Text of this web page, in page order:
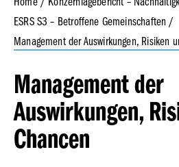
Geschäfts­bericht
2023
ESRS S3 – Betroffene Gemeinschaften
Management der Auswirkungen, Risiken
Management der
Auswirkungen,
Chancen